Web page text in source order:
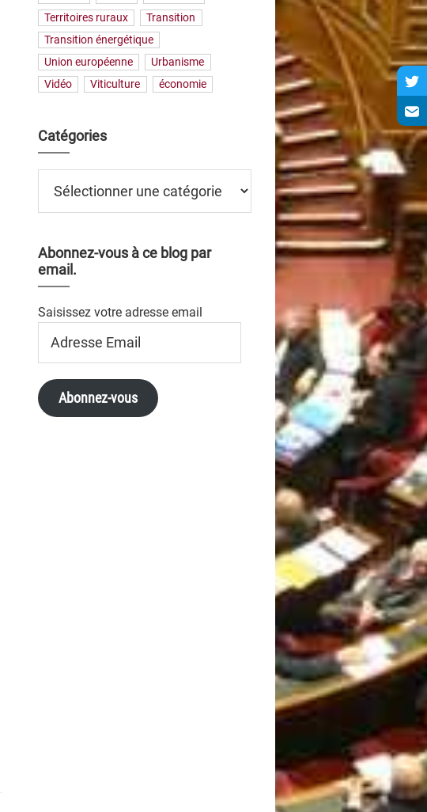
Territoires ruraux
Transition
Transition énergétique
Union européenne
Urbanisme
Vidéo
Viticulture économie
Catégories
Abonnez-vous à ce blog par
email.
Saisissez votre adresse email
Email
Abonnez-vous